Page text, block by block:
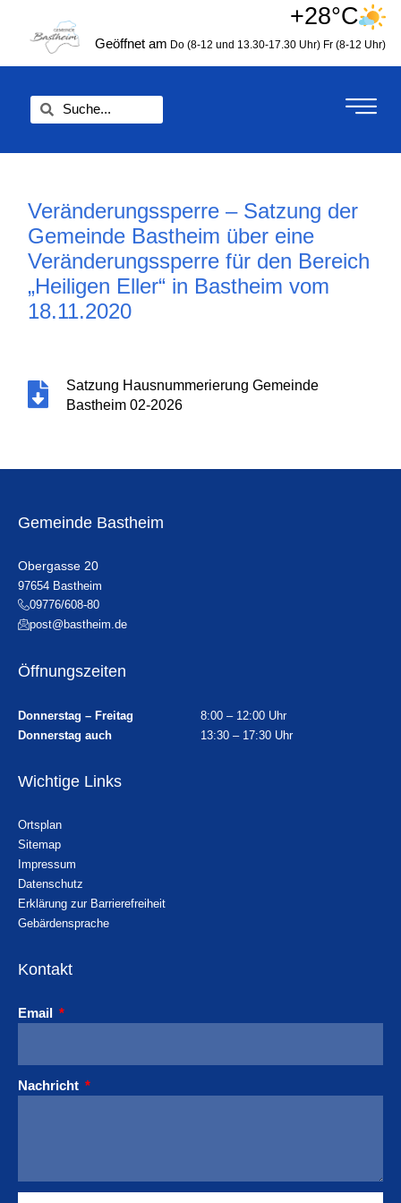
springen
+28°C
Geöffnet am Do (8-12 und 13.30-17.30 Uhr) Fr (8-12 Uhr)
Veränderungssperre – Satzung der
Gemeinde Bastheim über eine
Veränderungssperre für den Bereich
„Heiligen Eller“ in Bastheim vom
18.11.2020
Satzung Hausnummerierung Gemeinde
Bastheim 02-2026
Gemeinde Bastheim
Obergasse 20
97654 Bastheim
09776/608-80
post@bastheim.de
Öffnungszeiten
Donnerstag – Freitag
8:00 – 12:00 Uhr
Donnerstag auch
13:30 – 17:30 Uhr
Wichtige Links
Ortsplan
Sitemap
Impressum
Datenschutz
Erklärung zur Barrierefreiheit
Gebärdensprache
Kontakt
Email
Nachricht